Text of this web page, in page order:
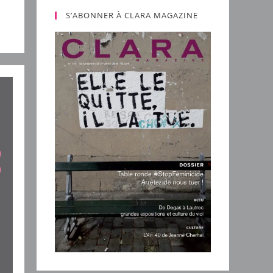
S’ABONNER À CLARA MAGAZINE